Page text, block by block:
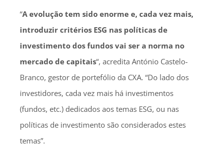
“A evolução tem sido enorme e, cada vez mais,
introduzir critérios ESG nas políticas de
investimento dos fundos vai ser a norma no
mercado de capitais“, acredita António Castelo-
Branco, gestor de portefólio da CXA. “Do lado dos
investidores, cada vez mais há investimentos
(fundos, etc.) dedicados aos temas ESG, ou nas
políticas de investimento são considerados estes
temas”.